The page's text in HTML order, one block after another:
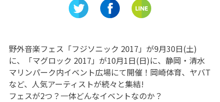
野外音楽フェス「フジソニック 2017」が9月30日(土)
に、「マグロック 2017」が10月1日(日)に、静岡・清水
マリンパーク内イベント広場にて開催！岡崎体育、ヤバT
など、人気アーティストが続々と集結!
フェスが2つ？一体どんなイベントなのか？